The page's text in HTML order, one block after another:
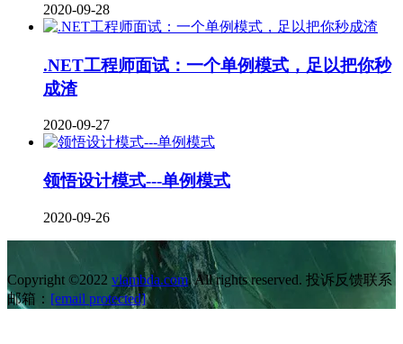
2020-09-28
.NET工程师面试：一个单例模式，足以把你秒
成渣
2020-09-27
领悟设计模式---单例模式
2020-09-26
Copyright ©2022 vlambda.com. All rights reserved. 投诉反馈联系
邮箱： [email protected]